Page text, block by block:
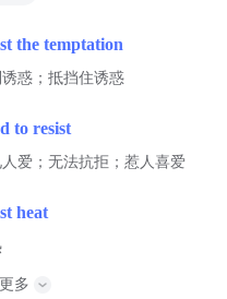
the temptation
惑；抵挡住诱惑
to resist
人爱；无法抗拒；惹人喜爱
heat
多